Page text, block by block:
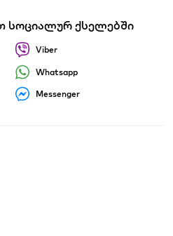
სოციალურ ქსელებში
Viber
Whatsapp
Messenger